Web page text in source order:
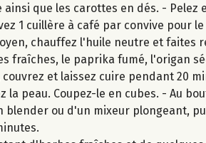
ainsi que les carottes en dés. -
1 cuillère à café par convive pour
moyen, chauffez l'huile neutre et
fraîches, le paprika fumé, l'origan
et laissez cuire pendant 20
peau. Coupez-le en cubes. - Au
blender ou d'un mixeur plongeant,